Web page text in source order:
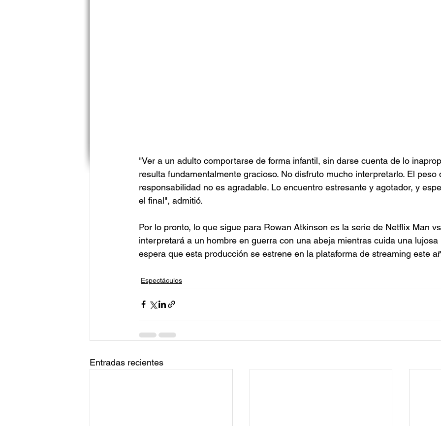
"Ver a un adulto comportarse de forma infantil, sin darse cuenta de lo
resulta fundamentalmente gracioso. No disfruto mucho interpretarlo. El peso
responsabilidad no es agradable. Lo encuentro estresante y agotador, y
el final", admitió.
Por lo pronto, lo que sigue para Rowan Atkinson es la serie de Netflix Man
interpretará a un hombre en guerra con una abeja mientras cuida una lujosa
espera que esta producción se estrene en la plataforma de streaming este
Espectáculos
Entradas recientes